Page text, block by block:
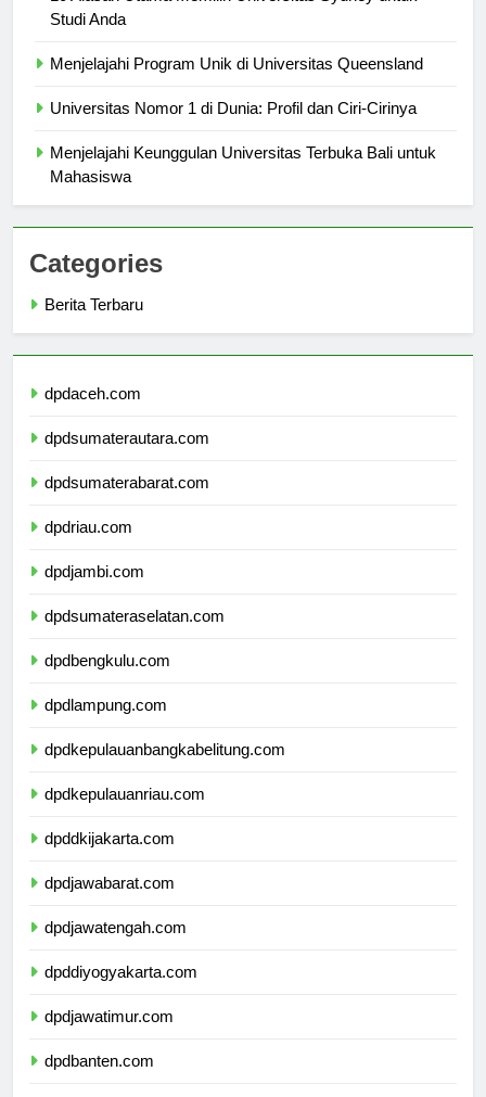
10 Alasan Utama Memilih Universitas Sydney untuk
Menjelajahi Keunggulan Universitas Terbuka Bali untuk
Categories